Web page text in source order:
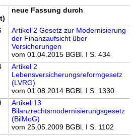
neue Fassung durch
Artikel 2 Gesetz zur Modernisierung
der Finanzaufsicht über
Versicherungen
vom 01.04.2015 BGBl. I S. 434
Artikel 2
Lebensversicherungsreformgesetz
(LVRG)
vom 01.08.2014 BGBl. I S. 1330
Artikel 13
Bilanzrechtsmodernisierungsgesetz
(BilMoG)
vom 25.05.2009 BGBl. I S. 1102